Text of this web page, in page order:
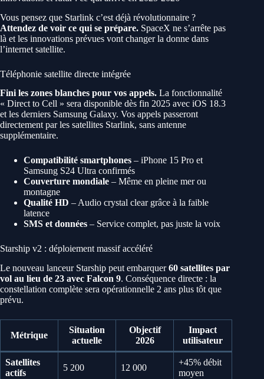
Vous pensez que Starlink c’est déjà révolutionnaire ?
Attendez de voir ce qui se prépare. SpaceX ne s’arrête pas
là et les innovations prévues vont changer la donne dans
l’internet satellite.
Téléphonie satellite directe intégrée
Fini les zones blanches pour vos appels. La fonctionnalité
« Direct to Cell » sera disponible dès fin 2025 avec iOS 18.3
et les derniers Samsung Galaxy. Vos appels passeront
directement par les satellites Starlink, sans antenne
supplémentaire.
Compatibilité smartphones – iPhone 15 Pro et
Samsung S24 Ultra confirmés
Couverture mondiale – Même en pleine mer ou
montagne
Qualité HD – Audio crystal clear grâce à la faible
latence
SMS et données – Service complet, pas juste la voix
Starship v2 : déploiement massif accéléré
Le nouveau lanceur Starship peut embarquer60 satellites par
vol au lieu de 23 avec Falcon 9. Conséquence directe : la
constellation complète sera opérationnelle 2 ans plus tôt que
prévu.
Métrique
Situation
actuelle
Objectif
2026
Impact
utilisateur
Satellites
actifs
5 200 12 000
+45% débit
moyen